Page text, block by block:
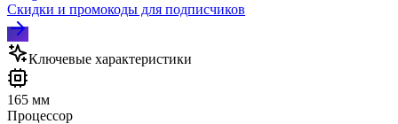
Скидки и промокоды для подписчиков
Ключевые характеристики
165 мм
Процессор